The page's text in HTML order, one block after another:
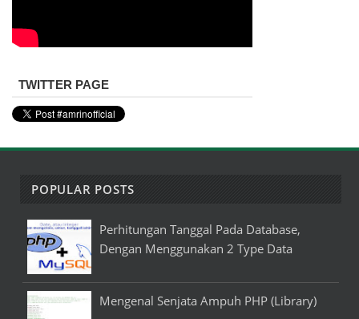
TWITTER PAGE
POPULAR POSTS
Perhitungan Tanggal Pada Database,
Dengan Menggunakan 2 Type Data
Mengenal Senjata Ampuh PHP (Library)